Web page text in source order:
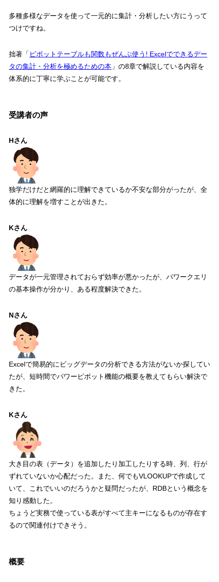
多種多様なデータを使って一元的に集計・分析したい方にうって
つけですね。
拙著「 ピボットテーブルも関数もぜんぶ使う ! Excelでできるデー
タの集計・分析を極めるための本 」の8章で解説している内容を
体系的に丁寧に学ぶことが可能です。
受講者の声
Hさん
独学だけだと網羅的に理解できているか不安な部分がったが、全
体的に理解を増すことが出きた。
Kさん
データが一元管理されておらず効率が悪かったが、パワークエリ
の基本操作が分かり、ある程度解決できた。
Nさん
Excelで簡易的にビッグデータの分析できる方法がないか探してい
たが、短時間でパワーピボット機能の概要を教えてもらい解決で
きた。
Kさん
大き目の表（データ）を追加したり加工したりする時、列、行が
ずれていないか心配だった。また、何でもVLOOKUPで作成して
いて、これでいいのだろうかと疑問だったが、RDBという概念を
知り感動した。
ちょうど実務で使っている表がすべて主キーになるものが存在す
るので関連付けできそう。
概要